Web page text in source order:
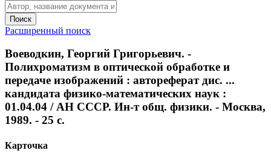
Поиск
Расширенный поиск
Воеводкин, Георгий Григорьевич. -
Полихроматизм в оптической обработке и
передаче изображений : автореферат дис. ...
кандидата физико-математических наук :
01.04.04 / АН СССР. Ин-т общ. физики. - Москва,
1989. - 25 с.
Карточка